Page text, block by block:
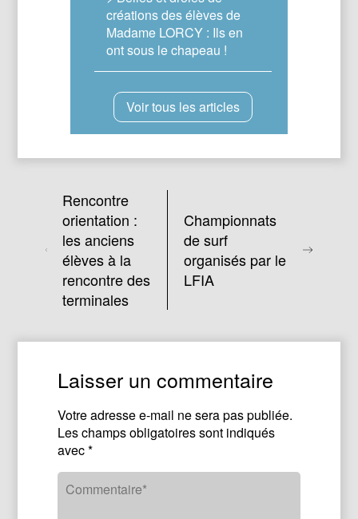
créations des élèves de
Madame LORCY : Ils en
ont sous le chapeau !
Voir tous les articles
Rencontre
orientation :
les anciens
élèves à la
rencontre des
terminales
Championnats
de surf
organisés par le
LFIA
Laisser un commentaire
Votre adresse e-mail ne sera pas publiée.
Les champs obligatoires sont indiqués
avec*